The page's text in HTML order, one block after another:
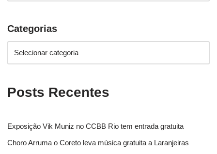
Categorias
Posts Recentes
Exposição Vik Muniz no CCBB Rio tem entrada gratuita
Choro Arruma o Coreto leva música gratuita a Laranjeiras